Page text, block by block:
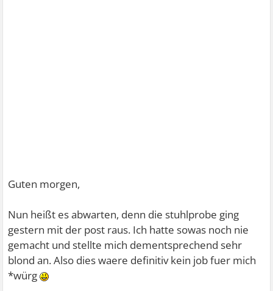
Guten morgen,
Nun heißt es abwarten, denn die stuhlprobe ging
gestern mit der post raus. Ich hatte sowas noch nie
gemacht und stellte mich dementsprechend sehr
blond an. Also dies waere definitiv kein job fuer mich
*würg